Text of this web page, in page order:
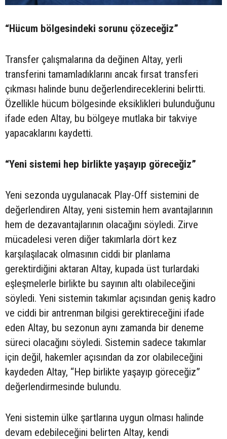
“Hücum bölgesindeki sorunu çözeceğiz”
Transfer çalışmalarına da değinen Altay, yerli
transferini tamamladıklarını ancak fırsat transferi
çıkması halinde bunu değerlendireceklerini belirtti.
Özellikle hücum bölgesinde eksiklikleri bulunduğunu
ifade eden Altay, bu bölgeye mutlaka bir takviye
yapacaklarını kaydetti.
“Yeni sistemi hep birlikte yaşayıp göreceğiz”
Yeni sezonda uygulanacak Play-Off sistemini de
değerlendiren Altay, yeni sistemin hem avantajlarının
hem de dezavantajlarının olacağını söyledi. Zirve
mücadelesi veren diğer takımlarla dört kez
karşılaşılacak olmasının ciddi bir planlama
gerektirdiğini aktaran Altay, kupada üst turlardaki
eşleşmelerle birlikte bu sayının altı olabileceğini
söyledi. Yeni sistemin takımlar açısından geniş kadro
ve ciddi bir antrenman bilgisi gerektireceğini ifade
eden Altay, bu sezonun aynı zamanda bir deneme
süreci olacağını söyledi. Sistemin sadece takımlar
için değil, hakemler açısından da zor olabileceğini
kaydeden Altay, “Hep birlikte yaşayıp göreceğiz”
değerlendirmesinde bulundu.
Yeni sistemin ülke şartlarına uygun olması halinde
devam edebileceğini belirten Altay, kendi